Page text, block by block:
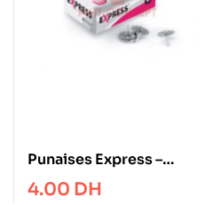
Punaises Express –
Chromés
4.00 DH